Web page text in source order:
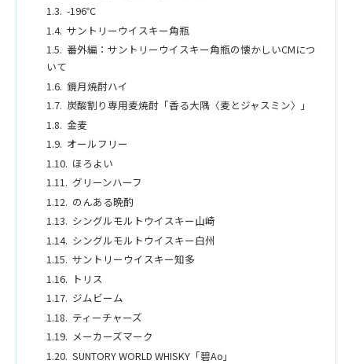
-196℃
サントリーウイスキー角瓶
番外編：サントリーウイスキー角瓶の懐かしいCMにつ
いて
鏡月焼酎ハイ
炭酸割り専用麦焼酎「香る大隅〈麦とジャスミン〉」
金麦
オールフリー
ほろよい
グリーンハーフ
のんある晩酌
シングルモルトウイスキー山崎
シングルモルトウイスキー白州
サントリーウイスキー知多
トリス
ジムビーム
ティーチャーズ
メーカーズマーク
SUNTORY WORLD WHISKY「碧Ao」